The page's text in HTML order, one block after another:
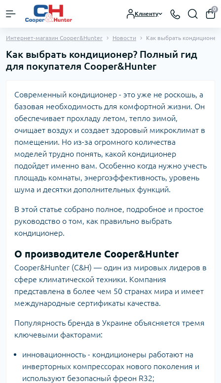
Клиенту
0
Интернет-магазин Cooper&Hunter Новости Как выбрать
Как выбрать кондиционер? Полный гид
для покупателя Cooper&Hunter
Современный кондиционер - это уже не роскошь, а
базовая необходимость для комфортной жизни. Он
обеспечивает прохладу летом, тепло зимой,
очищает воздух и создает здоровый микроклимат в
помещении. Но из-за огромного количества
моделей трудно понять, какой кондиционер
подойдет именно вам. Особенно когда нужно учесть
площадь комнаты, энергоэффективность, уровень
шума и десятки дополнительных функций.
В этой статье собрано полное, подробное и простое
руководство о том, как правильно выбрать
кондиционер.
О производителе Cooper&Hunter
Cooper&Hunter (C&H) — один из мировых лидеров в
сфере климатической техники. Компания
представлена в более чем 50 странах мира и имеет
международные сертификаты качества.
Популярность бренда в Украине объясняется тремя
ключевыми факторами:
инновационность - кондиционеры работают на
инверторных компрессорах нового поколения и
используют безопасный фреон R32;